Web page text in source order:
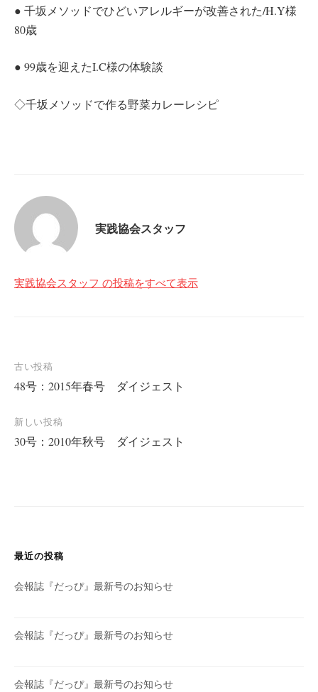
● 千坂メソッドでひどいアレルギーが改善された/H.Y様
80歳
● 99歳を迎えたI.C様の体験談
◇千坂メソッドで作る野菜カレーレシピ
実践協会スタッフ
実践協会スタッフ の投稿をすべて表示
投
稿
ナ
ビ
古い投稿
48号：2015年春号 ダイジェスト
新しい投稿
30号：2010年秋号 ダイジェスト
最近の投稿
会報誌『だっぴ』最新号のお知らせ
会報誌『だっぴ』最新号のお知らせ
会報誌『だっぴ』最新号のお知らせ